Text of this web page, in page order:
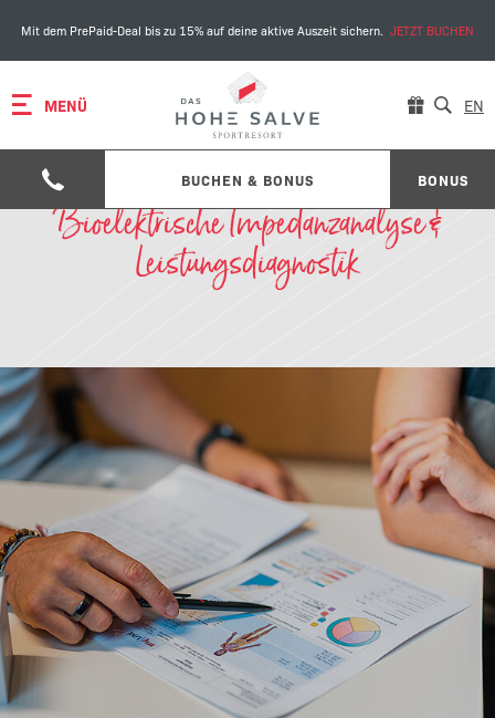
Mit dem PrePaid-Deal bis zu 15% auf deine aktive Auszeit sichern. JETZT BUCHEN
MENÜ
BUCHEN & BONUS BONUS
EN
Bioelektrische Impedanzanalyse &
Leistungsdiagnostik